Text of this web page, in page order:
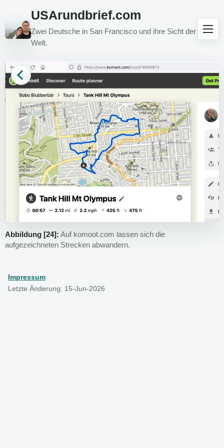
USArundbrief.com
Zwei Deutsche in San Francisco und ihre Sicht der
Welt.
Abbildung [24]: Auf komoot.com lassen sich die
aufgezeichneten Strecken abwandern.
Impressum
Letzte Änderung: 15-Jun-2026